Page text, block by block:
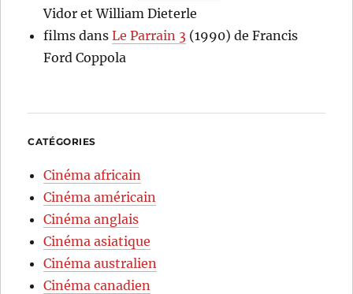
Vidor et William Dieterle
films dansLe Parrain 3 (1990) de Francis
Ford Coppola
CATÉGORIES
Cinéma africain
Cinéma américain
Cinéma anglais
Cinéma asiatique
Cinéma australien
Cinéma canadien